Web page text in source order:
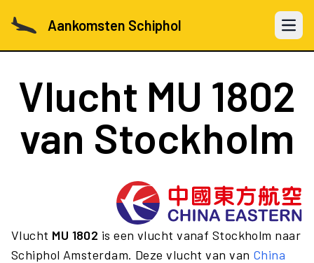
Aankomsten Schiphol Open
Vlucht MU 1802
van Stockholm
Vlucht MU 1802 is een vlucht vanaf Stockholm naar
Schiphol Amsterdam. Deze vlucht van van China